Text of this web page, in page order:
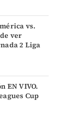
vs.
ver
2 Liga
EN VIVO.
Cup